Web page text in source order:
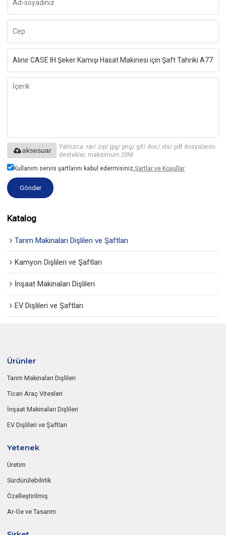
Yalnızca .rar/.zip/.jpg/.png/.gif/.doc/.xls/.pdf dosyalarını
destekler, maksimum 20M
aksesuar
Kullanım servis şartlarını kabul edermisiniz,Şartlar ve Koşullar
Gönder
Katalog
Tarım Makinaları Dişlileri ve Şaftları
Kamyon Dişlileri ve Şaftları
İnşaat Makinaları Dişlileri
EV Dişlileri ve Şaftları
Ürünler
Tarım Makinaları Dişlileri
Ticari Araç Vitesleri
İnşaat Makinaları Dişlileri
EV Dişlileri ve Şaftları
Yetenek
Üretim
Sürdürülebilirlik
Özelleştirilmiş
Ar-Ge ve Tasarım